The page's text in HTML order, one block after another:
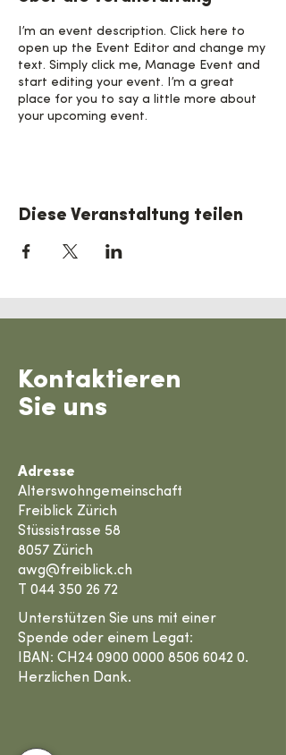
I’m an event description. Click here to
open up the Event Editor and change my
text. Simply click me, Manage Event and
start editing your event. I’m a great
place for you to say a little more about
your upcoming event.
Diese Veranstaltung teilen
Kontaktieren
Sie uns
Adresse
Alterswohngemeinschaft
Freiblick Zürich
Stüssistrasse 58
8057 Zürich
awg@freiblick.ch
044 350 26 72
Unterstützen Sie uns mit einer
Spende oder einem Legat:
IBAN: CH24 0900 0000 8506 6042 0.
Herzlichen Dank.